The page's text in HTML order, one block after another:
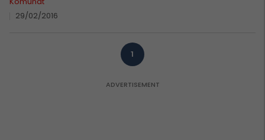
Shkupit
29/02/2016
1